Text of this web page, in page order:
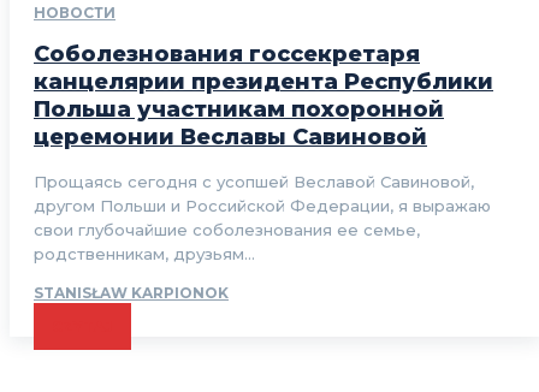
НОВОСТИ
Соболезнования госсекретаря
канцелярии президента Республики
Польша участникам похоронной
церемонии Веславы Савиновой
Прощаясь сегодня с усопшей Веславой Савиновой,
другом Польши и Российской Федерации, я выражаю
свои глубочайшие соболезнования ее семье,
родственникам, друзьям...
STANISŁAW KARPIONOK